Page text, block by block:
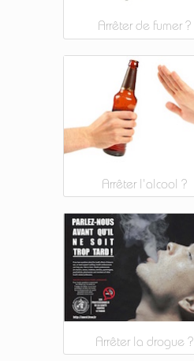
Arrêter de fumer ?
Arrêter l'alcool ?
Arrêter la drogue ?